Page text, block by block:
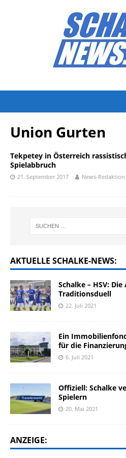
Union Gurten
Tekpetey in Österreich
Spielabbruch
21. September 2017 News-Redaktion
AKTUELLE SCHALKE-NEWS:
Schalke – HSV:
Traditionsduell
22. Juli 2021
Ein
für die
6. Juli 2021
Offiziell: Schalke
Spielern
20. Mai 2021
ANZEIGE: